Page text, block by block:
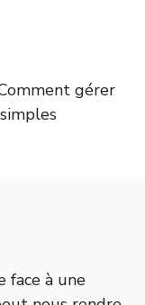
gérer
face à une